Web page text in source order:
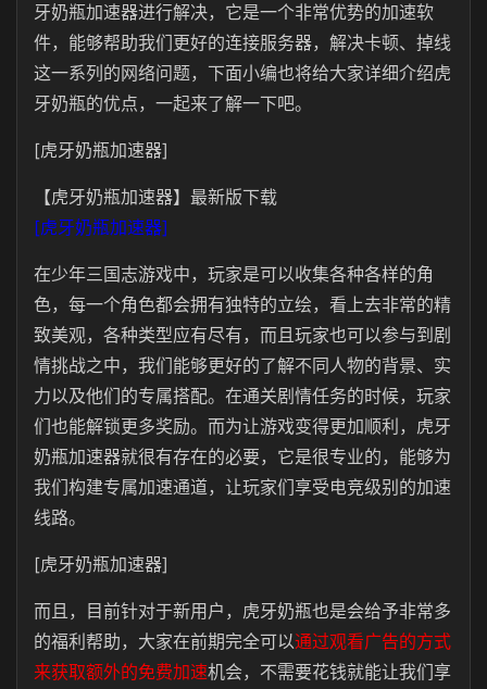
牙奶瓶加速器进行解决，它是一个非常优势的加速软
件，能够帮助我们更好的连接服务器，解决卡顿、掉线
这一系列的网络问题，下面小编也将给大家详细介绍虎
牙奶瓶的优点，一起来了解一下吧。
[虎牙奶瓶加速器]
【虎牙奶瓶加速器】最新版下载
[虎牙奶瓶加速器]
在少年三国志游戏中，玩家是可以收集各种各样的角
色，每一个角色都会拥有独特的立绘，看上去非常的精
致美观，各种类型应有尽有，而且玩家也可以参与到剧
情挑战之中，我们能够更好的了解不同人物的背景、实
力以及他们的专属搭配。在通关剧情任务的时候，玩家
们也能解锁更多奖励。而为让游戏变得更加顺利，虎牙
奶瓶加速器就很有存在的必要，它是很专业的，能够为
我们构建专属加速通道，让玩家们享受电竞级别的加速
线路。
[虎牙奶瓶加速器]
而且，目前针对于新用户，虎牙奶瓶也是会给予非常多
的福利帮助，大家在前期完全可以通过观看广告的方式
来获取额外的免费加速机会，不需要花钱就能让我们享